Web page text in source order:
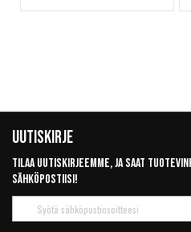
Uutiskirje
Tilaa uutiskirjeemme, ja saat
sähköpostiisi!
uutiskirje